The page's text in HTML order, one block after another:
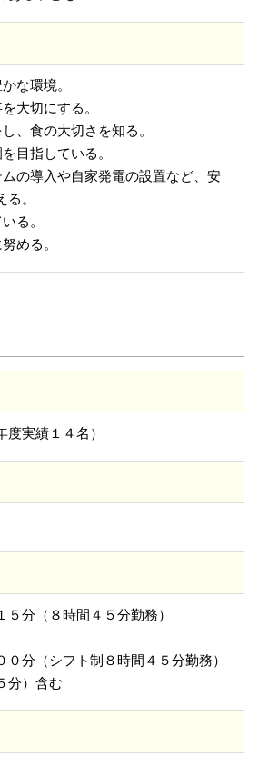
な環境。
大切にする。
、食の大切さを知る。
目指している。
の導入や自家発電の設置など、安
。
る。
める。
実績１４名）
５分（８時間４５分勤務）
０分（シフト制８時間４５分勤務）
分）含む